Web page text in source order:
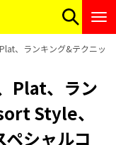
、ランキング&テクニッ
Plat、ラン
Style、
ペシャルコ